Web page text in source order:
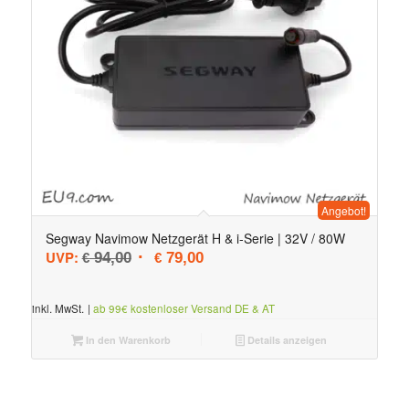
Segway Navimow Netzgerät H & i-Serie | 32V / 80W
UVP: €94,00 Ursprünglicher Preis war: € 94,00
€79,00Aktueller Preis ist: € 79,00.
Angebot!
inkl. MwSt. | ab 99€ kostenloser Versand DE & AT
In den Warenkorb Details anzeigen